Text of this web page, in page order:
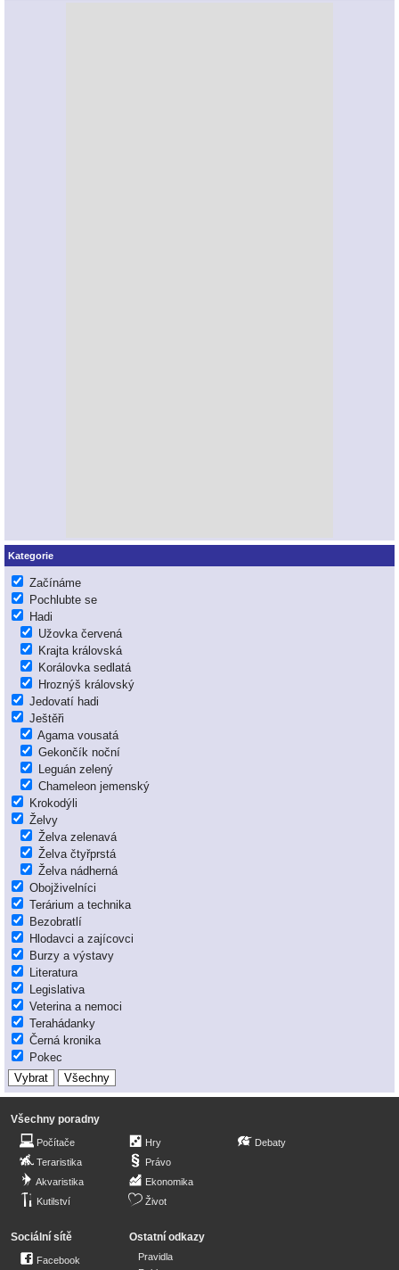
Kategorie
Začínáme
Pochlubte se
Hadi
Užovka červená
Krajta královská
Korálovka sedlatá
Hroznýš královský
Jedovatí hadi
Ještěři
Agama vousatá
Gekončík noční
Leguán zelený
Chameleon jemenský
Krokodýli
Želvy
Želva zelenavá
Želva čtyřprstá
Želva nádherná
Obojživelníci
Terárium a technika
Bezobratlí
Hlodavci a zajícovci
Burzy a výstavy
Literatura
Legislativa
Veterina a nemoci
Terahádanky
Černá kronika
Pokec
Všechny poradny
Počítače
Teraristika
Akvaristika
Kutilství
Hry
Právo
Ekonomika
Život
Debaty
Sociální sítě
Facebook
Ostatní odkazy
Pravidla